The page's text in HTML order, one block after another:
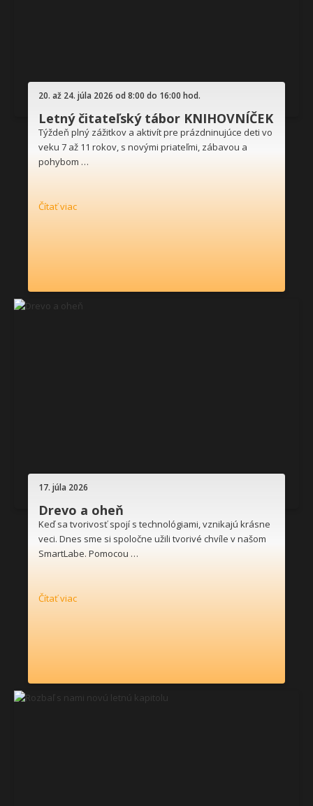
20. až 24. júla 2026 od 8:00 do 16:00 hod.
Letný čitateľský tábor KNIHOVNÍČEK
Týždeň plný zážitkov a aktivít pre prázdninujúce deti vo
veku 7 až 11 rokov, s novými priateľmi, zábavou a
pohybom …
Čítať viac
17. júla 2026
Drevo a oheň
Keď sa tvorivosť spojí s technológiami, vznikajú krásne
veci. Dnes sme si spoločne užili tvorivé chvíle v našom
SmartLabe. Pomocou …
Čítať viac